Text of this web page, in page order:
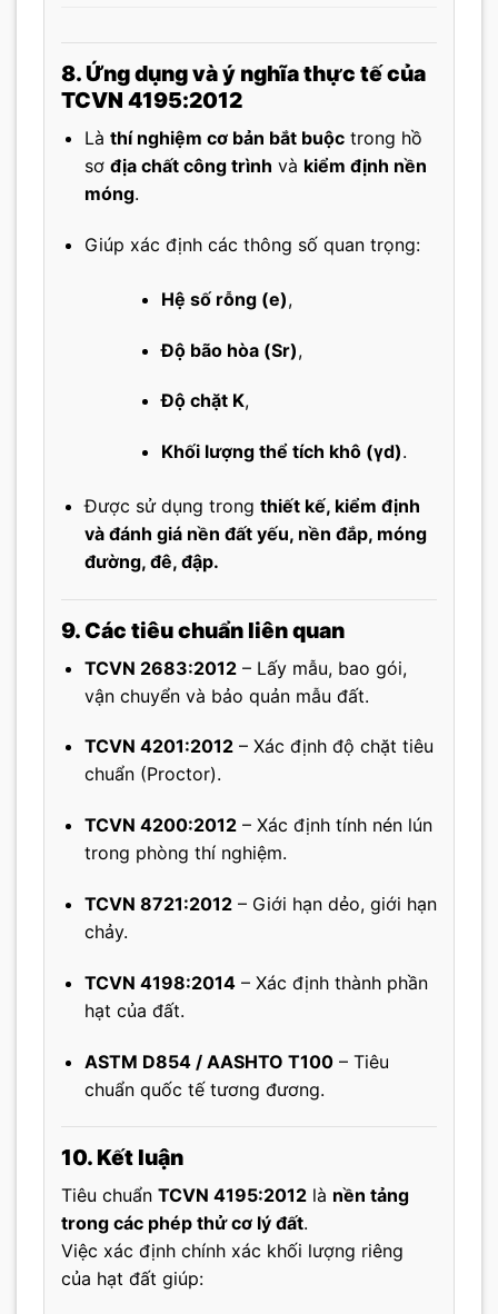
8. Ứng dụng và ý nghĩa thực tế của
TCVN 4195:2012
Là thí nghiệm cơ bản bắt buộctrong hồ
sơ địa chất công trình và kiểm định nền
móng.
Giúp xác định các thông số quan trọng:
Hệ số rỗng (e),
Độ bão hòa (Sr),
Độ chặt K,
Khối lượng thể tích khô (γd).
Được sử dụng trong thiết kế, kiểm định
và đánh giá nền đất yếu, nền đắp, móng
đường, đê, đập.
9. Các tiêu chuẩn liên quan
TCVN 2683:2012– Lấy mẫu, bao gói,
vận chuyển và bảo quản mẫu đất.
TCVN 4201:2012– Xác định độ chặt tiêu
chuẩn (Proctor).
TCVN 4200:2012– Xác định tính nén lún
trong phòng thí nghiệm.
TCVN 8721:2012– Giới hạn dẻo, giới hạn
chảy.
TCVN 4198:2014– Xác định thành phần
hạt của đất.
ASTM D854 / AASHTO T100– Tiêu
chuẩn quốc tế tương đương.
10. Kết luận
Tiêu chuẩn TCVN 4195:2012 là nền tảng
trong các phép thử cơ lý đất.
Việc xác định chính xác khối lượng riêng
của hạt đất giúp: